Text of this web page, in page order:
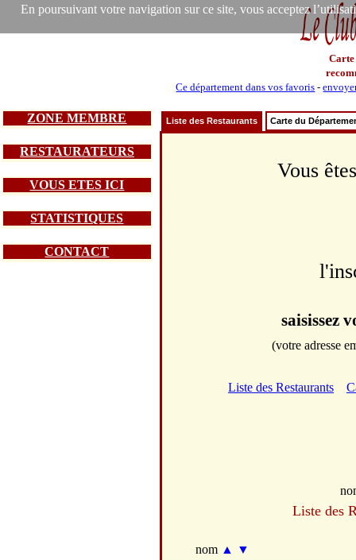
En poursuivant votre navigation sur ce site, vous acceptez
Carte
Ce département dans vos favoris -
ZONE MEMBRE
RESTAURATEURS
VOUS ETES ICI
STATISTIQUES
CONTACT
Liste des Restaurants Carte du
Vous
saisissez
(votre adresse
Liste des Restaurants
Liste des
nom ▲
▼